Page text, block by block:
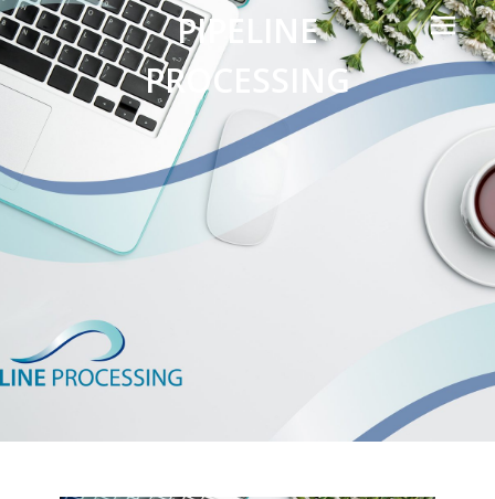
PIPELINE
PROCESSING
Technology
Menu